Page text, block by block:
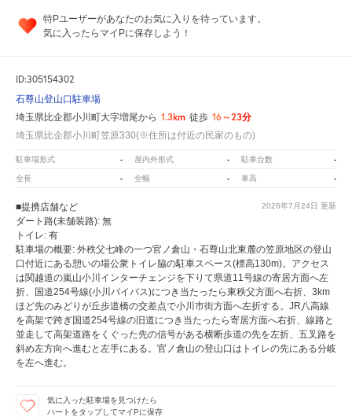
特Pユーザーがあなたのお気に入りを待っています。
気に入ったらマイPに保存しよう！
ID:305154302
石尊山登山口駐車場
埼玉県比企郡小川町大字増尾から 1.3km 徒歩 16～23分
埼玉県比企郡小川町笠原330(※住所は付近の民家のもの)
駐車場形式 - 屋内外形式 - 駐車台数 -
全長 - 全幅 - 車高 -
2026年7月24日 更新
■提携店舗など
ダート路(未舗装路): 無
トイレ: 有
駐車場の概要: 外秩父七峰の一つ官ノ倉山・石尊山北東麓の笠原地区の登山
口付近にある憩いの場公衆トイレ脇の駐車スペース(標高130m)。アクセス
は関越道の嵐山小川インターチェンジを下りて県道11号線の寄居方面へ左
折、国道254号線(小川バイパス)につき当たったら東秩父方面へ右折、3km
ほど先のみどりが丘歩道橋の交差点で小川市街方面へ左折する。JR八高線
を高架で跨ぎ国道254号線の旧道につき当たったら寄居方面へ右折、線路と
並走して高架道路をくぐった先の信号がある横断歩道の先を左折、五叉路を
斜め左方向へ進むと左手にある。官ノ倉山の登山口はトイレの先にある分岐
を左へ進む。
気に入った駐車場を見つけたら
ハートをタップしてマイPに保存